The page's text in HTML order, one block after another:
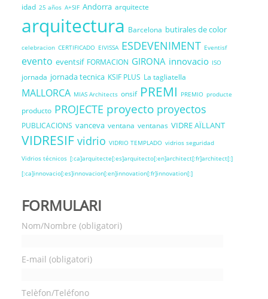
idad 25 años A+SIF Andorra arquitecte
arquitectura Barcelona butirales de color
celebracion CERTIFICADO EIVISSA ESDEVENIMENT Eventisf
evento eventsif FORMACION GIRONA innovacio ISO
jornada jornada tecnica KSIF PLUS La tagliatella
MALLORCA MIAS Architects onsif PREMI PREMIO producte
producto PROJECTE proyecto proyectos
PUBLICACIONS vanceva ventana ventanas VIDRE AÏLLANT
VIDRESIF vidrio VIDRIO TEMPLADO vidrios seguridad
Vidrios técnicos [:ca]arquitecte[:es]arquitecto[:en]architect[:fr]architect[:]
[:ca]innovacio[:es]innovacion[:en]innovation[:fr]innovation[:]
FORMULARI
Nom/Nombre (obligatori)
E-mail (obligatori)
Telèfon/Teléfono